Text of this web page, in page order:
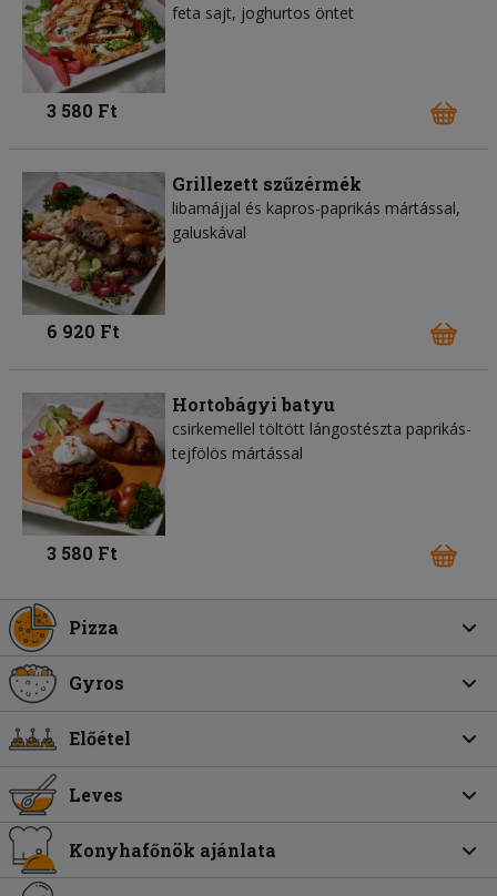
feta sajt joghurtos öntet
3 580 Ft
Grillezett szűzérmék
libamájjal és kapros-paprikás mártással,
galuskával
6 920 Ft
Hortobágyi batyu
csirkemellel töltött lángostészta paprikás-
tejfölös mártással
3 580 Ft
Pizza
Gyros
Előétel
Leves
Konyhafőnök ajánlata